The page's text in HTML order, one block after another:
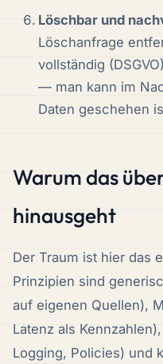
Löschbar und
Löschanfrage
vollständig
— man kann im
Daten geschehen
Warum das
hinausgeht
Der Traum ist hier das
Prinzipien sind
auf eigenen Quellen),
Latenz als
Logging, Policies) und